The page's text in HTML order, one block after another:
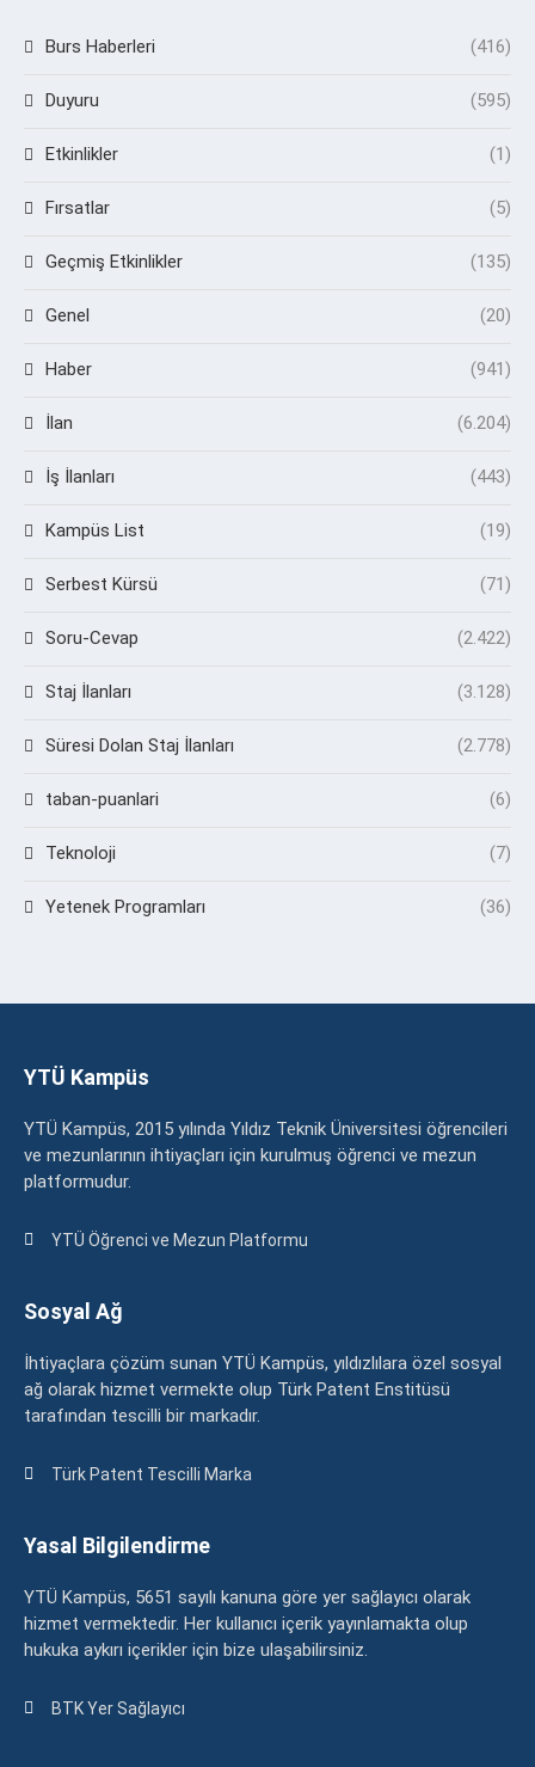
Burs Haberleri (416)
Duyuru (595)
Etkinlikler (1)
Fırsatlar (5)
Geçmiş Etkinlikler (135)
Genel (20)
Haber (941)
İlan (6.204)
İş İlanları (443)
Kampüs List (19)
Serbest Kürsü (71)
Soru-Cevap (2.422)
Staj İlanları (3.128)
Süresi Dolan Staj İlanları (2.778)
taban-puanlari (6)
Teknoloji (7)
Yetenek Programları (36)
YTÜ Kampüs
YTÜ Kampüs, 2015 yılında Yıldız Teknik Üniversitesi öğrencileri
ve mezunlarının ihtiyaçları için kurulmuş öğrenci ve mezun
platformudur.
YTÜ Öğrenci ve Mezun Platformu
Sosyal Ağ
İhtiyaçlara çözüm sunan YTÜ Kampüs, yıldızlılara özel sosyal
ağ olarak hizmet vermekte olup Türk Patent Enstitüsü
tarafından tescilli bir markadır.
Türk Patent Tescilli Marka
Yasal Bilgilendirme
YTÜ Kampüs, 5651 sayılı kanuna göre yer sağlayıcı olarak
hizmet vermektedir. Her kullanıcı içerik yayınlamakta olup
hukuka aykırı içerikler için bize ulaşabilirsiniz.
BTK Yer Sağlayıcı